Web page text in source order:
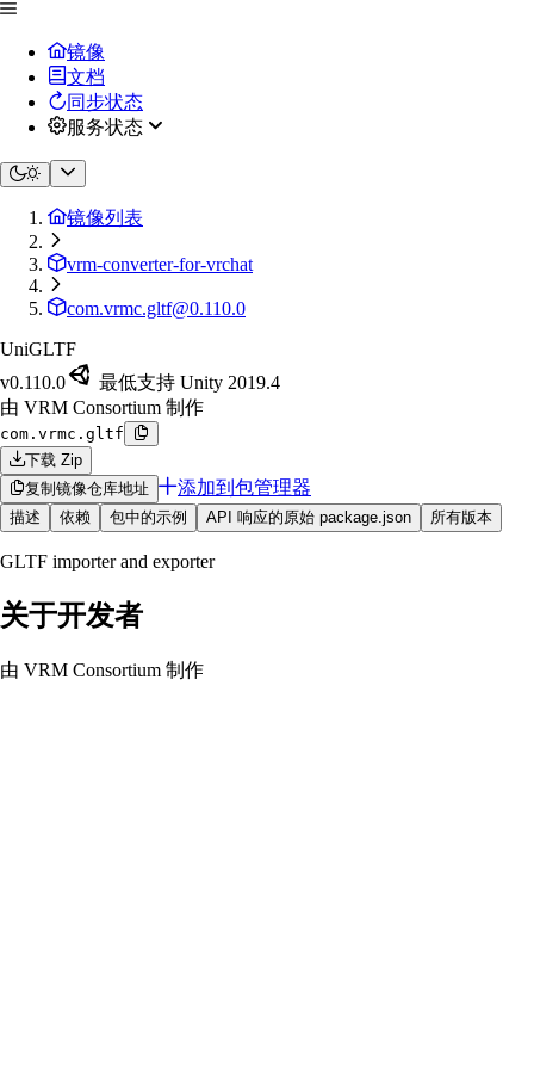
镜像
文档
同步状态
服务状态
镜像列表
vrm-converter-for-vrchat
com.vrmc.gltf@0.110.0
UniGLTF
v0.110.0
最低支持 Unity 2019.4
由 VRM Consortium 制作
com.vrmc.gltf
下载 Zip
复制镜像仓库地址
添加到包管理器
描述 依赖 包中的示例 API 响应的原始 package.json 所有版本
GLTF importer and exporter
关于开发者
由 VRM Consortium 制作